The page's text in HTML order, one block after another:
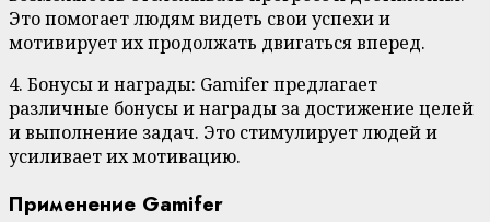
Это помогает людям видеть свои успехи и
мотивирует их продолжать двигаться вперед.
4. Бонусы и награды: Gamifer предлагает
различные бонусы и награды за достижение целей
и выполнение задач. Это стимулирует людей и
усиливает их мотивацию.
Применение Gamifer